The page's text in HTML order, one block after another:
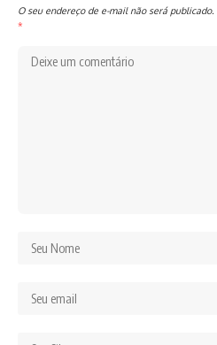
O seu endereço de e-mail não será publicado.
*